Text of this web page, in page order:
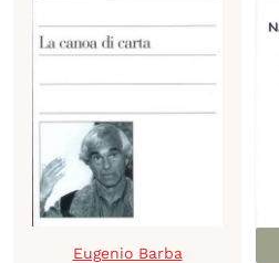
Eugenio Barba